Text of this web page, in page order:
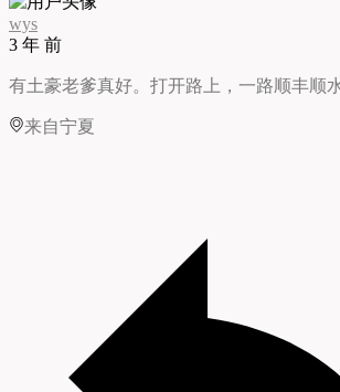
wys
3 年 前
有土豪老爹真好。打开路上，一路顺丰顺
来自宁夏